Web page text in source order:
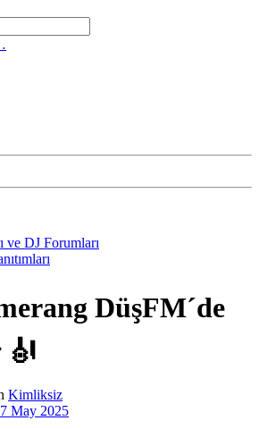
ve DJ Forumları
DüşFM´de
🎻
Kimliksiz
May 2025